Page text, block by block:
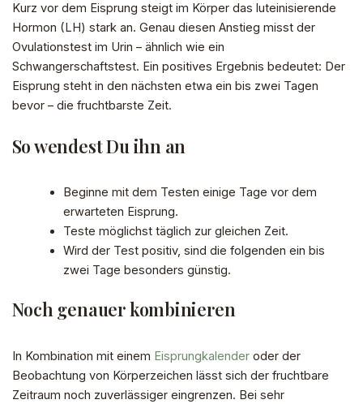
Kurz vor dem Eisprung steigt im Körper das luteinisierende
Hormon (LH) stark an. Genau diesen Anstieg misst der
Ovulationstest im Urin – ähnlich wie ein
Schwangerschaftstest. Ein positives Ergebnis bedeutet: Der
Eisprung steht in den nächsten etwa ein bis zwei Tagen
bevor – die fruchtbarste Zeit.
So wendest Du ihn an
Beginne mit dem Testen einige Tage vor dem
erwarteten Eisprung.
Teste möglichst täglich zur gleichen Zeit.
Wird der Test positiv, sind die folgenden ein bis
zwei Tage besonders günstig.
Noch genauer kombinieren
In Kombination mit einem Eisprungkalenderoder der
Beobachtung von Körperzeichen lässt sich der fruchtbare
Zeitraum noch zuverlässiger eingrenzen. Bei sehr